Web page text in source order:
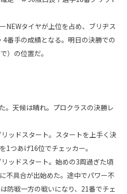
NEWタイヤが上位を占め、ブリヂス
4番手の成績となる。明日の決勝での
）の位置だ。
。天候は晴れ。プロクラスの決勝レ
ッドスタート。スタートを上手く決
1つあげ16位でチェッカー。
ッドスタート。始めの3周過ぎた頃
不具合が出始めた。途中でパワー不
防戦一方の戦いになり、21番でチェ